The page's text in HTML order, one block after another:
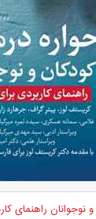
راهنمای